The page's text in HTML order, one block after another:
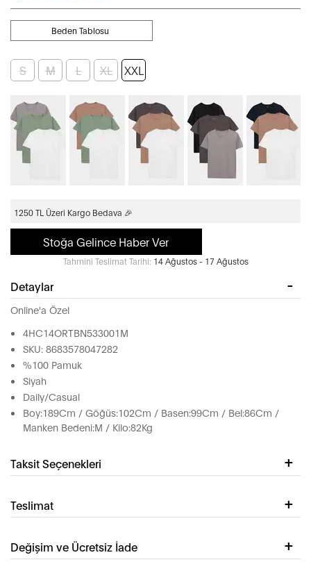
Beden Tablosu
S M L XL XXL
1250 TL Üzeri Kargo Bedava 🎉
Stoğa Gelince Haber Ver
Tahmini Teslimat Tarihi: 14 Ağustos - 17 Ağustos
Detaylar
Online'a Özel
4HC14ORTBN533001M
SKU: 8683578047282
%100 Pamuk
Siyah
Daily/Casual
Boy:189Cm / Göğüs:102Cm / Basen:99Cm / Bel:86Cm /
Manken Bedeni:M / Kilo:82Kg
Taksit Seçenekleri
Teslimat
Değişim ve Ücretsiz İade